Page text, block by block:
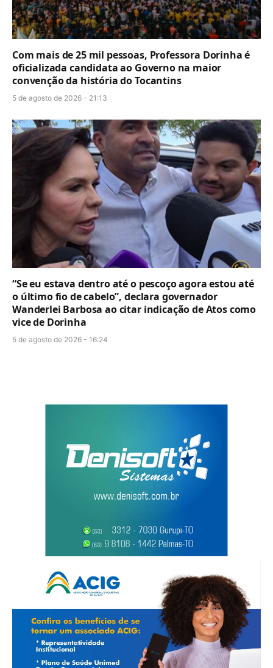
Com mais de 25 mil pessoas, Professora Dorinha é
oficializada candidata ao Governo na maior
convenção da história do Tocantins
5 de agosto de 2026 - 21:13
“Se eu estava dentro até o pescoço agora estou até
o último fio de cabelo”, declara governador
Wanderlei Barbosa ao citar indicação de Atos como
vice de Dorinha
5 de agosto de 2026 - 16:24